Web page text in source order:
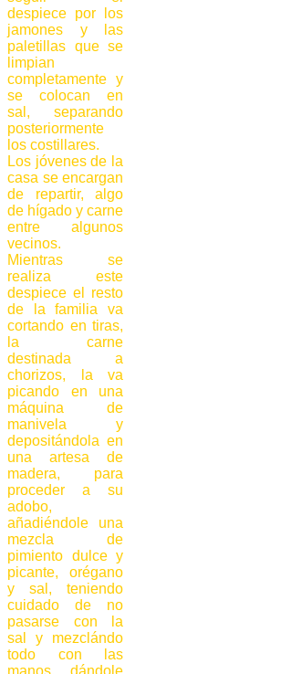
despiece por los
jamones y las
paletillas que se
limpian
completamente y
se colocan en
sal, separando
posteriormente
los costillares.
Los jóvenes de la
casa se encargan
de repartir, algo
de hígado y carne
entre algunos
vecinos.
Mientras se
realiza este
despiece el resto
de la familia va
cortando en tiras,
la carne
destinada a
chorizos, la va
picando en una
máquina de
manivela y
depositándola en
una artesa de
madera, para
proceder a su
adobo,
añadiéndole una
mezcla de
pimiento dulce y
picante, orégano
y sal, teniendo
cuidado de no
pasarse con la
sal y mezclándo
todo con las
manos, dándole